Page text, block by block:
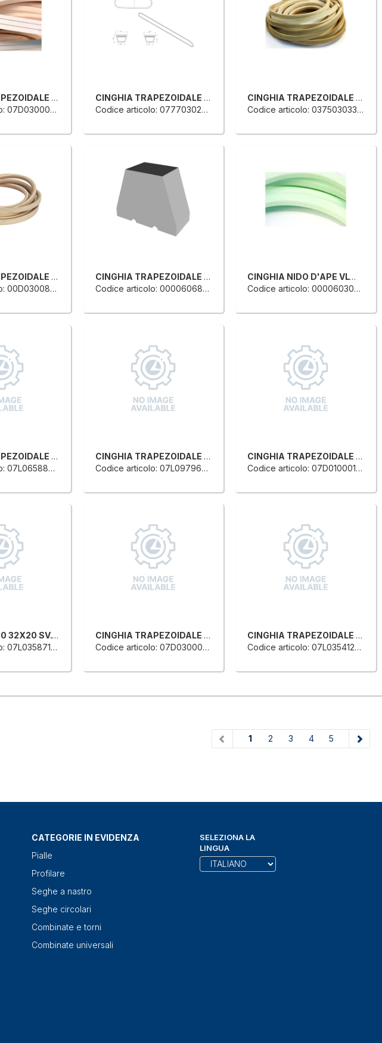
CINGHIA TRAPEZOIDALE PER TRASPORTO ANELLO CHIUSO
CINGHIA TRAPEZOIDALE PER TRASPORTO ANELLO CHIUSO
Codice articolo: 0777030200L
CINGHIA TRAPEZOIDALE PER TRASPORTO ANELLO CHIUSO
Codice articolo: 0375030337G
CINGHIA TRAPEZOIDALE PER TRASPORTO ANELLO CHIUSO
CINGHIA TRAPEZOIDALE PER TRASPORTO ANELLO CHIUSO
Codice articolo: 0000606885A
CINGHIA NIDO D'APE VLW13A
Codice articolo: 0000603092D
CINGHIA TRAPEZOIDALE PER TRASPORTO ANELLO CHIUSO
CINGHIA TRAPEZOIDALE PER TRASPORTO ANELLO CHIUSO
Codice articolo: 07L0979687H
CINGHIA TRAPEZOIDALE PER TRASPORTO ANELLO CHIUSO
Codice articolo: 07D0100015C
CINGHIA D480 32X20 SV.12192 70SH
CINGHIA TRAPEZOIDALE PER TRASPORTO ANELLO CHIUSO
Codice articolo: 07D0300021G
CINGHIA TRAPEZOIDALE PER TRASPORTO ANELLO CHIUSO
Codice articolo: 07L0354128F
1 (current)
2 3 4 5
CATEGORIE IN EVIDENZA
Pialle
Profilare
Seghe a nastro
Seghe circolari
Combinate e torni
Combinate universali
SELEZIONA LA
LINGUA